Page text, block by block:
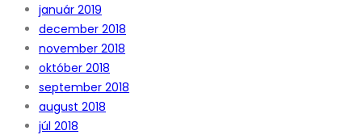
január 2019
december 2018
november 2018
október 2018
september 2018
august 2018
júl 2018